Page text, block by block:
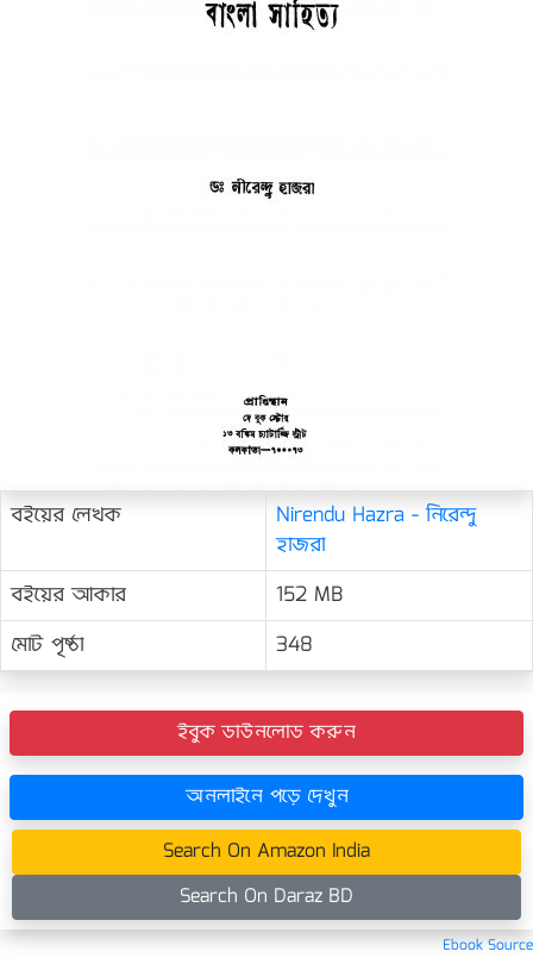
বইয়ের লেখক
Nirendu Hazra - নিরেন্দু
হাজরা
বইয়ের আকার
152 MB
মোট পৃষ্ঠা
348
ইবুক ডাউনলোড করুন
অনলাইনে পড়ে দেখুন
Search On Amazon India
Search On Daraz BD
Ebook Source